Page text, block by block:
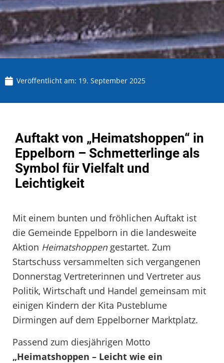
Veröffentlicht am: 19. September 2025
Auftakt von „Heimatshoppen“ in
Eppelborn – Schmetterlinge als
Symbol für Vielfalt und
Leichtigkeit
Mit einem bunten und fröhlichen Auftakt ist
die Gemeinde Eppelborn in die landesweite
Aktion Heimatshoppen gestartet. Zum
Startschuss versammelten sich vergangenen
Donnerstag Vertreterinnen und Vertreter aus
Politik, Wirtschaft und Handel gemeinsam mit
einigen Kindern der Kita Pusteblume
Dirmingen auf dem Eppelborner Marktplatz.
Passend zum diesjährigen Motto
„Heimatshoppen – Leicht wie ein